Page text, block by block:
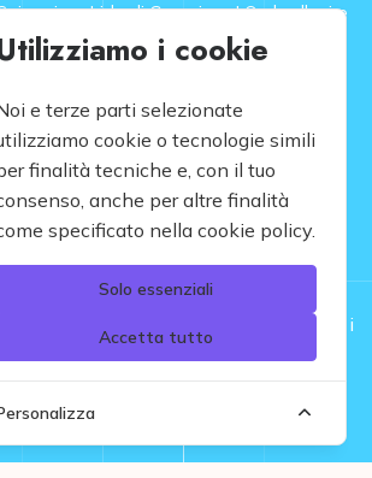
a Lido di Camaiore | Ombrelloni e
a Rapallo | Ombrelloni e
Spiagge
srl - Partita IVA 12948810960 .
Tutti i
diritti riservati.
i cookie
e terze parti selezionate
cookie o tecnologie simili
finalità tecniche e, con il tuo
anche per altre finalità
specificato nella cookie policy.
Solo essenziali
Accetta tutto